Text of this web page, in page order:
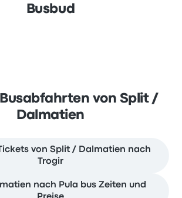
Busbud
von Split /
Dalmatien
von Split / Dalmatien nach
Trogir
nach Pula bus Zeiten und